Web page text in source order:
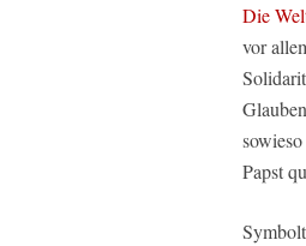
Die
vor
Papst